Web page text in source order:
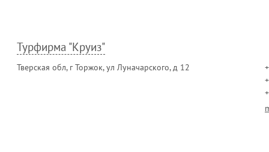
Турфирма "Круиз"
Тверская обл, г Торжок, ул Луначарского, д 12